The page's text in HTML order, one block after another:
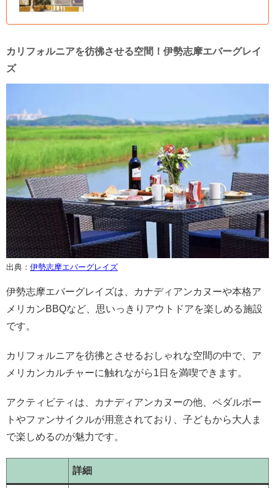
カリフォルニアを彷彿させる空間！伊勢志摩エバーグレイ
ズ
出典： 伊勢志摩エバーグレイズ
伊勢志摩エバーグレイズは、カナディアンカヌーや本格ア
メリカンBBQなど、思いっきりアウトドアを楽しめる施設
です。
カリフォルニアを彷彿とさせるおしゃれな空間の中で、ア
メリカンカルチャーに触れながら1日を満喫できます。
アクティビティは、カナディアンカヌーの他、ペダルボー
トやファンサイクルが用意されており、子どもから大人ま
で楽しめるのが魅力です。
詳細